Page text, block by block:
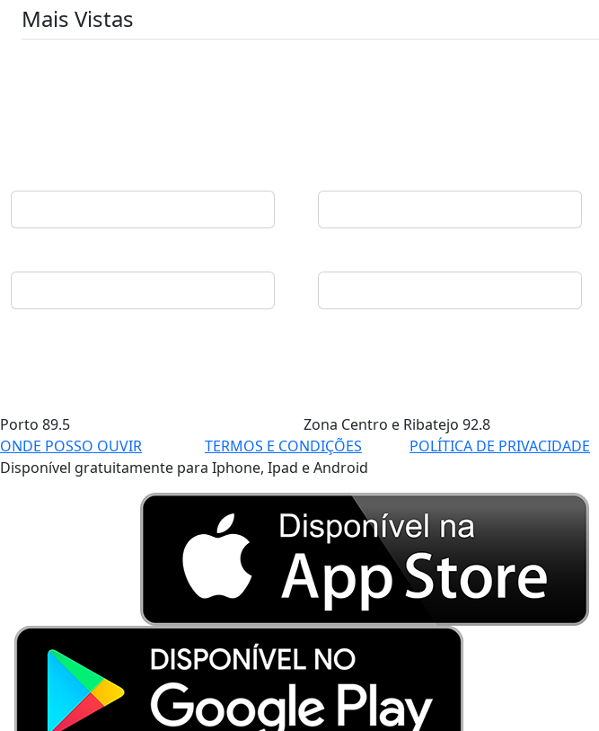
Mais Vistas
Porto 89.5 Zona Centro e Ribatejo 92.8
ONDE POSSO OUVIR
TERMOS E CONDIÇÕES POLÍTICA DE PRIVACIDADE
Disponível gratuitamente para Iphone, Ipad e Android